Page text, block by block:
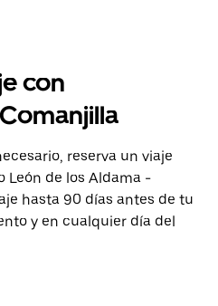
con
reserva un viaje
León de los Aldama -
hasta 90 días antes de tu
y en cualquier día del